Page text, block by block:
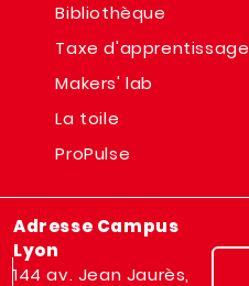
Bibliothèque
Taxe d'apprentissage
Makers' lab
La toile
ProPulse
Adresse Campus
Lyon
144 av. Jean Jaurès,